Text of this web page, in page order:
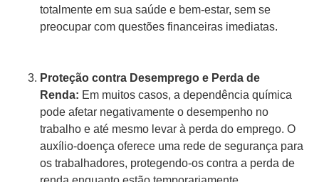
totalmente em sua saúde e bem-estar, sem se
preocupar com questões financeiras imediatas.
Proteção contra Desemprego e Perda de
Renda: Em muitos casos, a dependência química
pode afetar negativamente o desempenho no
trabalho e até mesmo levar à perda do emprego. O
auxílio-doença oferece uma rede de segurança para
os trabalhadores, protegendo-os contra a perda de